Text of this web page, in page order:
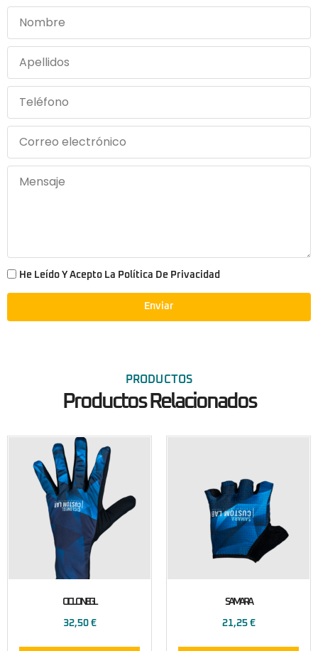
He Leído Y Acepto La Política De Privacidad
Enviar
PRODUCTOS
Productos Relacionados
CICLONEGL
32,50 €
SAMARA
21,25 €